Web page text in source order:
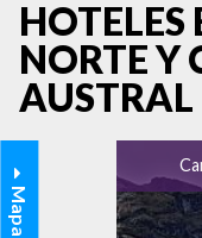
HOTELES
NORTE Y
AUSTRAL
Mapa